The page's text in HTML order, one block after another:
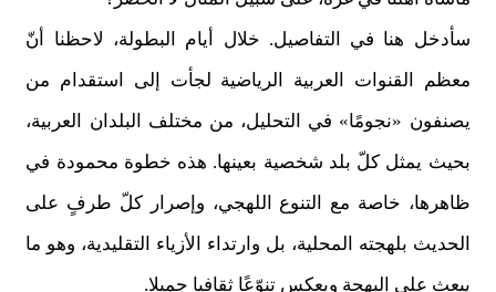
سأدخل هنا في التفاصيل. خلال أيام البطولة، لاحظنا أنّ
معظم القنوات العربية الرياضية لجأت إلى استقدام من
يصنفون «نجومًا» في التحليل، من مختلف البلدان العربية،
بحيث يمثل كلّ بلد شخصية بعينها. هذه خطوة محمودة في
ظاهرها، خاصة مع التنوع اللهجي، وإصرار كلّ طرفٍ على
الحديث بلهجته المحلية، بل وارتداء الأزياء التقليدية، وهو ما
يبعث على البهجة ويعكس تنوّعًا ثقافيا جميلا.